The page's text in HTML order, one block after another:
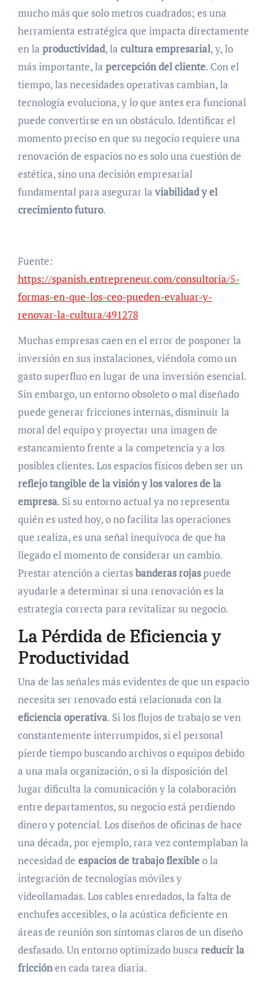
mucho más que solo metros cuadrados; es una
herramienta estratégica que impacta directamente
en la productividad, la cultura empresarial, y, lo
más importante, la percepción del cliente. Con el
tiempo, las necesidades operativas cambian, la
tecnología evoluciona, y lo que antes era funcional
puede convertirse en un obstáculo. Identificar el
momento preciso en que su negocio requiere una
renovación de espacios no es solo una cuestión de
estética, sino una decisión empresarial
fundamental para asegurar la viabilidad y el
crecimiento futuro.
Fuente:
https://spanish.entrepreneur.com/consultoria/5-
formas-en-que-los-ceo-pueden-evaluar-y-
renovar-la-cultura/491278
Muchas empresas caen en el error de posponer la
inversión en sus instalaciones, viéndola como un
gasto superfluo en lugar de una inversión esencial.
Sin embargo, un entorno obsoleto o mal diseñado
puede generar fricciones internas, disminuir la
moral del equipo y proyectar una imagen de
estancamiento frente a la competencia y a los
posibles clientes. Los espacios físicos deben ser un
reflejo tangible de la visión y los valores de la
empresa. Si su entorno actual ya no representa
quién es usted hoy, o no facilita las operaciones
que realiza, es una señal inequívoca de que ha
llegado el momento de considerar un cambio.
Prestar atención a ciertasbanderas rojaspuede
ayudarle a determinar si una renovación es la
estrategia correcta para revitalizar su negocio.
La Pérdida de Eficiencia y
Productividad
Una de las señales más evidentes de que un espacio
necesita ser renovado está relacionada con la
eficiencia operativa. Si los flujos de trabajo se ven
constantemente interrumpidos, si el personal
pierde tiempo buscando archivos o equipos debido
a una mala organización, o si la disposición del
lugar dificulta la comunicación y la colaboración
entre departamentos, su negocio está perdiendo
dinero y potencial. Los diseños de oficinas de hace
una década, por ejemplo, rara vez contemplaban la
necesidad de espacios de trabajo flexibleo la
integración de tecnologías móviles y
videollamadas. Los cables enredados, la falta de
enchufes accesibles, o la acústica deficiente en
áreas de reunión son síntomas claros de un diseño
desfasado. Un entorno optimizado busca reducir la
fricciónen cada tarea diaria.